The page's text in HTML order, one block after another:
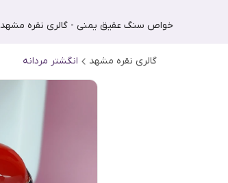
خواص سنگ عقیق یمنی - گالری نقره مشهد
گالری نقره مشهد انگشتر مردانه